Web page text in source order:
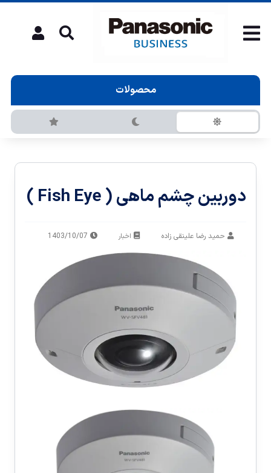
محصولات
دوربین چشم ماهی ( Fish Eye )
حمید رضا علینقی زاده اخبار